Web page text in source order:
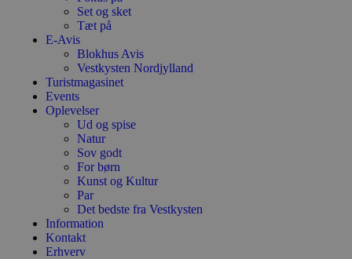
Set og sket
Tæt på
E-Avis
Blokhus Avis
Vestkysten Nordjylland
Turistmagasinet
Events
Oplevelser
Ud og spise
Natur
Sov godt
For børn
Kunst og Kultur
Par
Det bedste fra Vestkysten
Information
Kontakt
Erhverv